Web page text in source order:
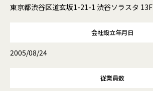
東京都渋谷区道玄坂1-21-1 渋谷ソラスタ 13F
会社設立年月日
2005/08/24
従業員数